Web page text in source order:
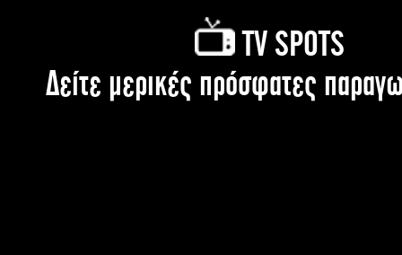
TV SPOTS
Δείτε μερικές πρόσφατες